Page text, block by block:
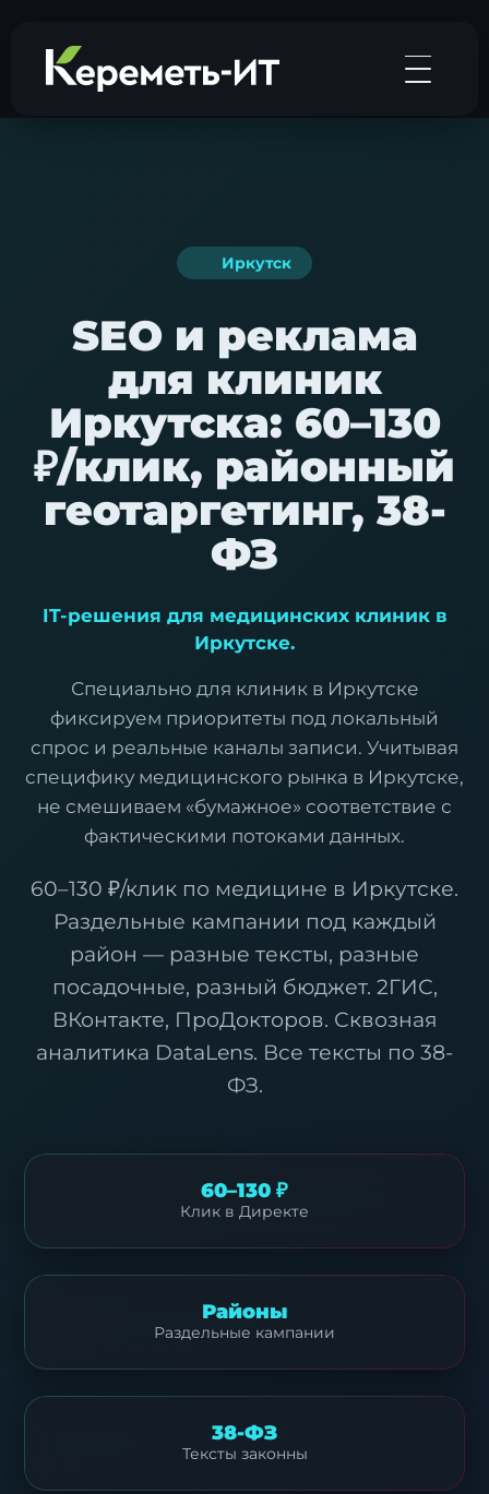
Иркутск
SEO и реклама
для клиник
Иркутска: 60–130
₽/клик, районный
геотаргетинг, 38-
ФЗ
IT-решения для медицинских клиник в
Иркутске.
Специально для клиник в Иркутске
фиксируем приоритеты под локальный
спрос и реальные каналы записи. Учитывая
специфику медицинского рынка в Иркутске,
не смешиваем «бумажное» соответствие с
фактическими потоками данных.
60–130 ₽/клик по медицине в Иркутске.
Раздельные кампании под каждый
район — разные тексты, разные
посадочные, разный бюджет. 2ГИС,
ВКонтакте, ПроДокторов. Сквозная
аналитика DataLens. Все тексты по 38-
ФЗ.
60–130 ₽
Клик в Директе
Районы
Раздельные кампании
38-ФЗ
Тексты законны